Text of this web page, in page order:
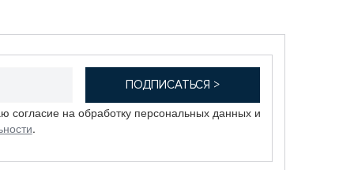
согласие на обработку персональных данных и
.